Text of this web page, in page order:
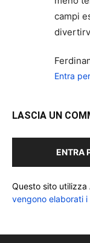
campi
Entra
LASCIA UN
ENTRA
Questo sito utilizza
vengono elaborati